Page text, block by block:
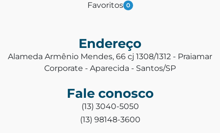
Favoritos 0
Endereço
Alameda Armênio Mendes, 66 cj 1308/1312 - Praiamar
Corporate - Aparecida - Santos/SP
Fale conosco
(13) 3040-5050
(13) 98148-3600